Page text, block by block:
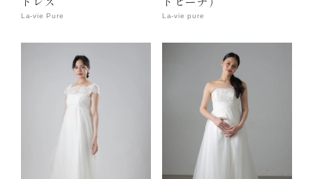
La-vie Pure La-vie pure